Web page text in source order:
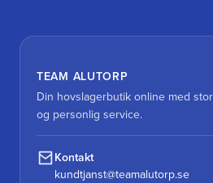
TEAM ALUTORP
Din hovslagerbutik online med
og personlig service.
Kontakt
kundtjanst@teamalutorp.se